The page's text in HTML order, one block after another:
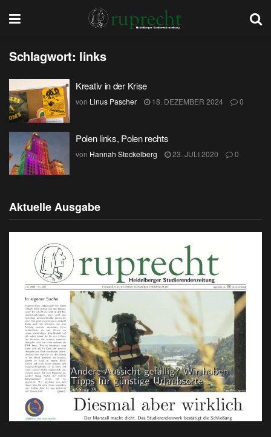
Schlagwort: links
Kreativ in der Krise
von Linus Pascher 18. DEZEMBER 2024 0
Polen links, Polen rechts
von Hannah Steckelberg 23. JULI 2020 0
Aktuelle Ausgabe